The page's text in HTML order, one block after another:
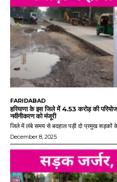
FARIDABAD
हरियाणा के इस जिले में 4.53 करोड़ की
नवीनीकरण को मंजूरी
जिले में लंबे समय से बदहाल पड़ी दो प्रमुख सड़कों के
December 8, 2025